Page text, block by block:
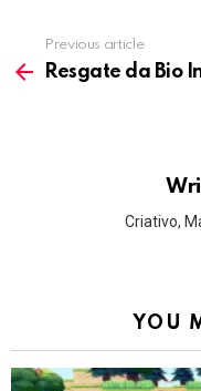
more
Previous article
Resgate da Bio
Criativo,
YOU